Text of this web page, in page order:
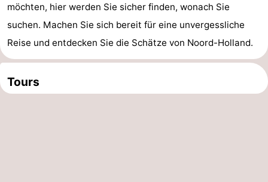
möchten, hier werden Sie sicher finden, wonach Sie
suchen. Machen Sie sich bereit für eine unvergessliche
Reise und entdecken Sie die Schätze von Noord-Holland.
Tours